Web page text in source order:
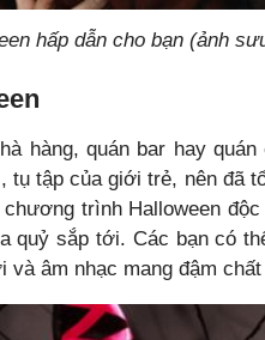
hấp dẫn cho bạn (ảnh
hàng, quán bar hay
tụ tập của giới trẻ, nên đã
trình Halloween
quỷ sắp tới. Các bạn có
âm nhạc mang đậm